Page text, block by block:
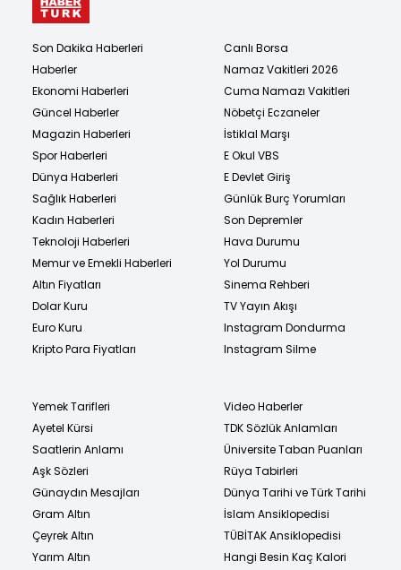
Son Dakika Haberleri
Haberler
Ekonomi Haberleri
Güncel Haberler
Magazin Haberleri
Spor Haberleri
Dünya Haberleri
Sağlık Haberleri
Kadın Haberleri
Teknoloji Haberleri
Memur ve Emekli Haberleri
Altın Fiyatları
Dolar Kuru
Euro Kuru
Kripto Para Fiyatları
Canlı Borsa
Namaz Vakitleri 2026
Cuma Namazı Vakitleri
Nöbetçi Eczaneler
İstiklal Marşı
E Okul VBS
E Devlet Giriş
Günlük Burç Yorumları
Son Depremler
Hava Durumu
Yol Durumu
Sinema Rehberi
TV Yayın Akışı
Instagram Dondurma
Instagram Silme
Yemek Tarifleri
Ayetel Kürsi
Saatlerin Anlamı
Aşk Sözleri
Günaydın Mesajları
Gram Altın
Çeyrek Altın
Yarım Altın
Video Haberler
TDK Sözlük Anlamları
Üniversite Taban Puanları
Rüya Tabirleri
Dünya Tarihi ve Türk Tarihi
İslam Ansiklopedisi
TÜBİTAK Ansiklopedisi
Hangi Besin Kaç Kalori